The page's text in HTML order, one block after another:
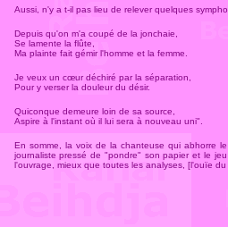
Aussi, n'y a t-il pas lieu de relever quelques
Depuis qu'on m'a coupé de la jonchaie,
Se lamente la flûte,
Ma plainte fait gémir l'homme et la femme.
Je veux un cœur déchiré par la séparation,
Pour y verser la douleur du désir.
Quiconque demeure loin de sa source,
Aspire à l'instant où il lui sera à nouveau uni".
En somme, la voix de la chanteuse qui abhorre
journaliste pressé de "pondre" son papier et le
l'ouvrage, mieux que toutes les analyses, [l'ouïe du